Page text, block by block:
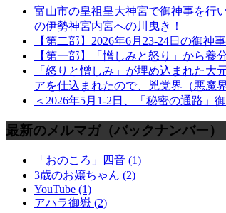
富山市の皇祖皇大神宮で御神事を行
の伊勢神宮内宮への川曳き！
【第二部】2026年6月23-24日の御
【第一部】「憎しみと怒り」から養
「怒りと憎しみ」が埋め込まれた
アを仕込まれたので、兇党界（悪魔
＜2026年5月1-2日、「秘密の通路」
最新のメルマガ（バックナンバー）
「おのころ」四音 (1)
3歳のお嬢ちゃん (2)
YouTube (1)
アハラ御嶽 (2)